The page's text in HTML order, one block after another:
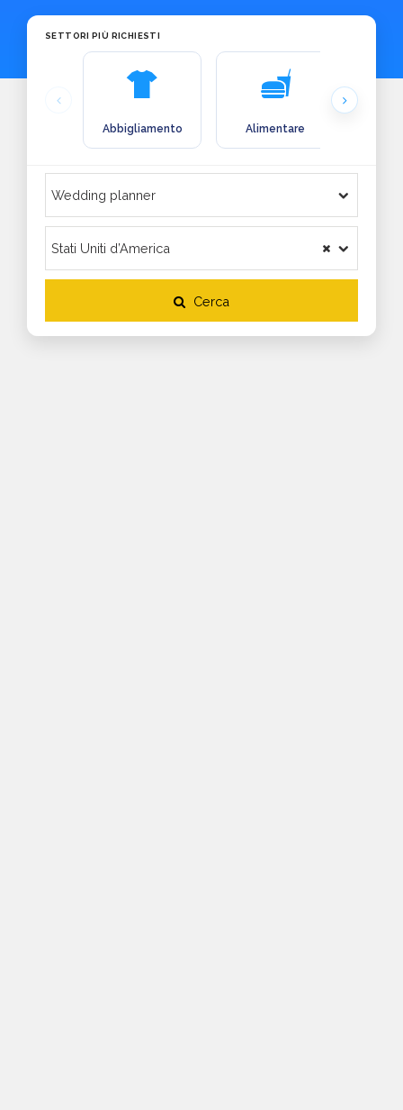
SETTORI PIÙ RICHIESTI
Abbigliamento Alimentare
Cerca